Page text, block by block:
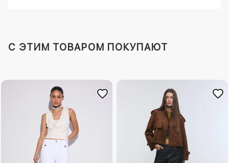
C ЭТИМ ТОВАРОМ ПОКУПАЮТ